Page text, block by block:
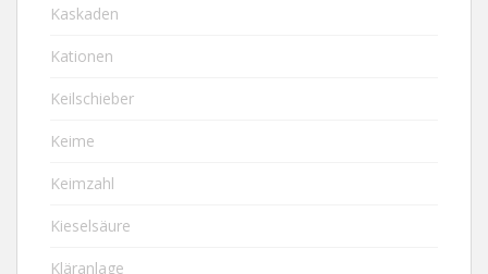
Kaskaden
Kationen
Keilschieber
Keime
Keimzahl
Kieselsäure
Kläranlage